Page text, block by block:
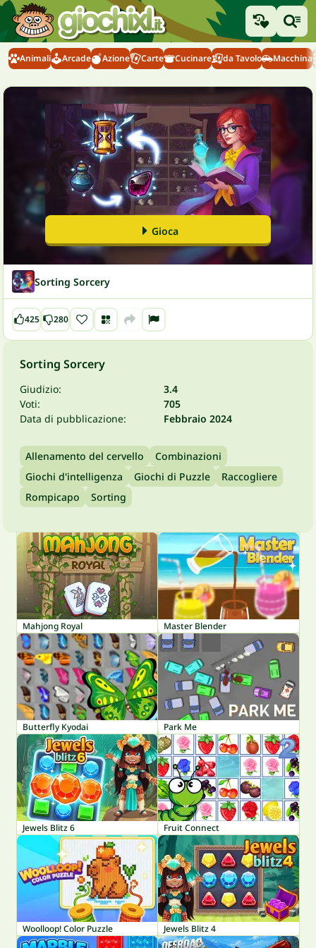
Animali Arcade Azione Carte Cucinare da Tavolo Macchina
Gioca
Sorting Sorcery
425 280
Sorting Sorcery
Giudizio:
3.4
Voti:
705
Data di pubblicazione:
Febbraio 2024
Allenamento del cervello
Combinazioni
Giochi d'intelligenza
Giochi di Puzzle
Raccogliere
Rompicapo
Sorting
Mahjong Royal Master Blender
Butterfly Kyodai Park Me
Jewels Blitz 6 Fruit Connect
Woolloop! Color Puzzle Jewels Blitz 4